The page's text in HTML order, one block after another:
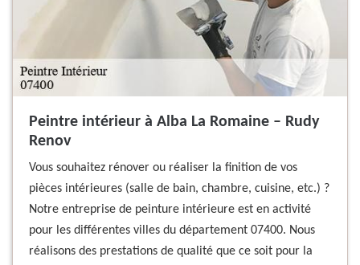
Peintre intérieur à Alba La Romaine – Rudy
Renov
Vous souhaitez rénover ou réaliser la finition de vos
pièces intérieures (salle de bain, chambre, cuisine, etc.) ?
Notre entreprise de peinture intérieure est en activité
pour les différentes villes du département 07400. Nous
réalisons des prestations de qualité que ce soit pour la